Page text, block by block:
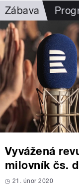
Zábava
Vyvážená
milovník čs.
21. únor 2020